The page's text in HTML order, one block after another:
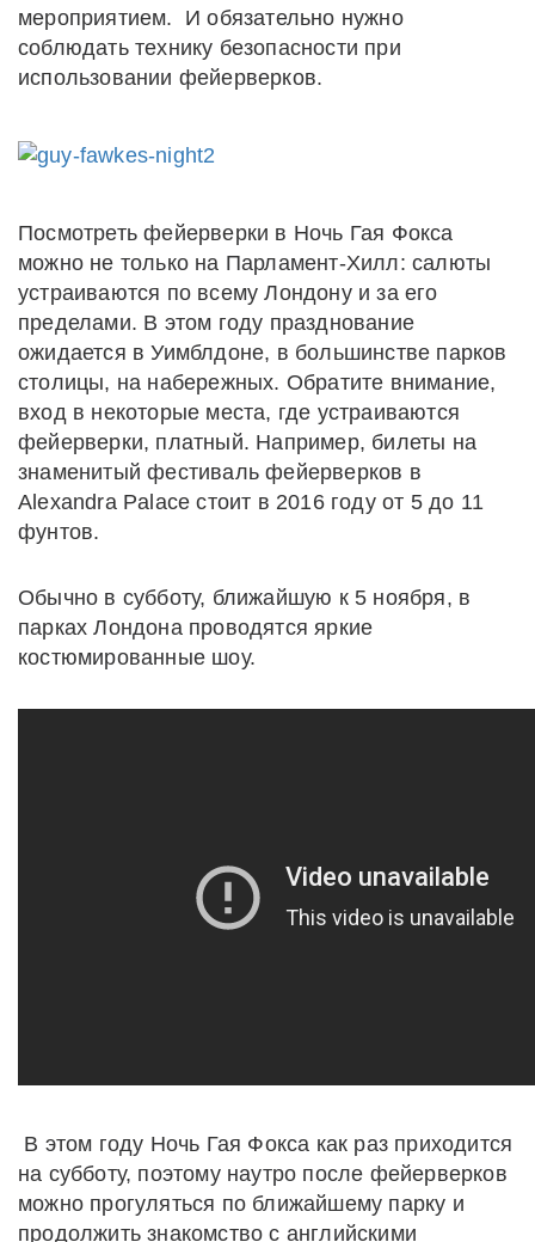
мероприятием. И обязательно нужно
соблюдать технику безопасности при
использовании фейерверков.
Посмотреть фейерверки в Ночь Гая Фокса
можно не только на Парламент-Хилл: салюты
устраиваются по всему Лондону и за его
пределами. В этом году празднование
ожидается в Уимблдоне, в большинстве парков
столицы, на набережных. Обратите внимание,
вход в некоторые места, где устраиваются
фейерверки, платный. Например, билеты на
знаменитый фестиваль фейерверков в
Alexandra Palace стоит в 2016 году от 5 до 11
фунтов.
Обычно в субботу, ближайшую к 5 ноября, в
парках Лондона проводятся яркие
костюмированные шоу.
В этом году Ночь Гая Фокса как раз приходится
на субботу, поэтому наутро после фейерверков
можно прогуляться по ближайшему парку и
продолжить знакомство с английскими